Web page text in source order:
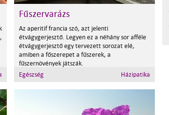
Fűszervarázs
Az aperitif francia szó, azt jelenti
étvágygerjesztő. Legyen ez a néhány sor afféle
étvágygerjesztő egy tervezett sorozat elé,
amiben a főszerepet a fűszerek, a
fűszernövények játszák.
Egészség
Házipatika